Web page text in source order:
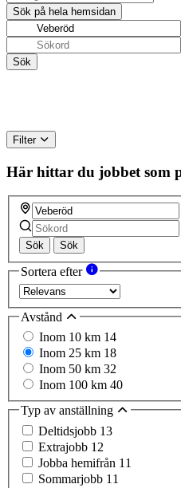
Filter
Här hittar du jobbet som
Sök Sök
Sortera efter
Avstånd
Inom 10 km 14
Inom 25 km 18
Inom 50 km 32
Inom 100 km 40
Typ av anställning
Deltidsjobb 13
Extrajobb 12
Jobba hemifrån 11
Sommarjobb 11